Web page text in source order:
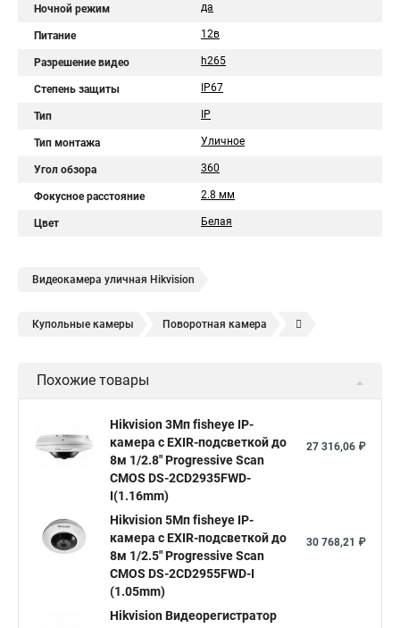
Ночной режим да
Питание 12в
Разрешение видео h265
Степень защиты IP67
Тип IP
Тип монтажа Уличное
Угол обзора 360
Фокусное расстояние 2.8 мм
Цвет Белая
Видеокамера уличная Hikvision
Купольные камеры Поворотная камера
Камера видеонаблюдения hikvision
Hikvision купить Hikvision уличная ip камера
Hikvision poe
Hikvision 2 8 mm Hikvision camera Hikvision 2cd1148 i b
Видеонаблюдение Ip видеокамеры
Hikvision 2cd2142fwd
Hikvision ds 2cd1148 hikvision ds 2cd1148 i b
Похожие товары
Hikvision 3Мп fisheye IP-
камера c EXIR-подсветкой до
8м 1/2.8" Progressive Scan
CMOS DS-2CD2935FWD-
I(1.16mm)
27 316,06 ₽
Hikvision 5Мп fisheye IP-
камера c EXIR-подсветкой до
8м 1/2.5" Progressive Scan
CMOS DS-2CD2955FWD-I
(1.05mm)
30 768,21 ₽
Hikvision Видеорегистратор